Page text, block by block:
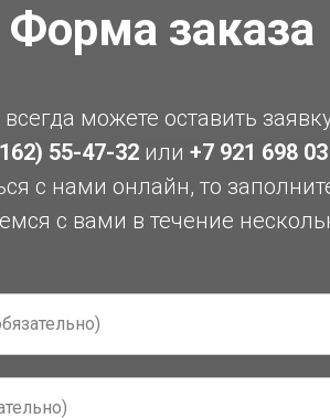
Форма заказа
можете оставить
55-47-32 или +7 921 698 03
с нами онлайн, то
с вами в течение